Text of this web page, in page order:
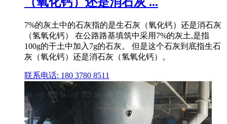
7%的灰土中的石灰指的是生石灰（氧化钙）还是消石灰
（氢氧化钙） 在公路路基填筑中采用7%的灰土,是指
100g的干土中加入7g的石灰。 但是这个石灰到底指生石
灰（氧化钙）还是消石灰（氢氧化钙）。
联系电话: 180 3780 8511